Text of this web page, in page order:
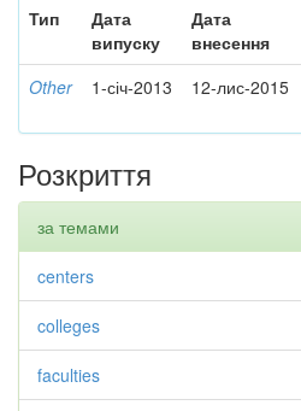
Тип
Дата
випуску
Дата
внесення
Other 1-січ-2013 12-лис-2015
Розкриття
за темами
centers
colleges
faculties